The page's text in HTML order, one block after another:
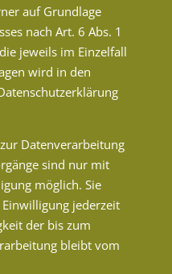
auf Grundlage
nach Art. 6 Abs. 1
jeweils im Einzelfall
wird in den
Datenverarbeitung
sind nur mit
möglich. Sie
jederzeit
der bis zum
bleibt vom